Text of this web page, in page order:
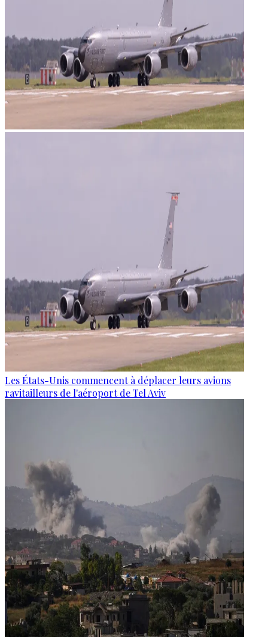
Les États-Unis commencent à déplacer leurs avions
ravitailleurs de l'aéroport de Tel Aviv